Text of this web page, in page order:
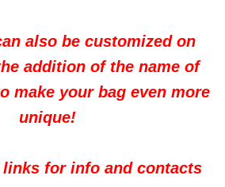
also be customized on
addition of the name of
make your bag even more
unique!
for info and contacts